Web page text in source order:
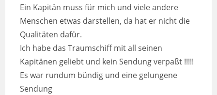
Ein Kapitän muss für mich und viele andere
Menschen etwas darstellen, da hat er nicht die
Qualitäten dafür.
Ich habe das Traumschiff mit all seinen
Kapitänen geliebt und kein Sendung verpaßt !!!!!
Es war rundum bündig und eine gelungene
Sendung